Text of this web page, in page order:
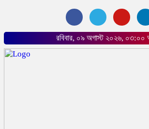
রবিবার, ০৯ অগাস্ট ২০২৬, ০৩:০০